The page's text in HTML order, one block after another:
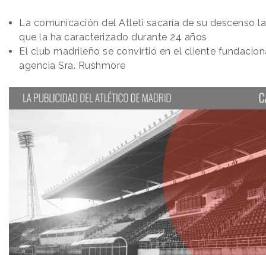
La comunicación del Atleti sacaría de su descenso
que la ha caracterizado durante 24 años
El club madrileño se convirtió en el cliente
agencia Sra. Rushmore